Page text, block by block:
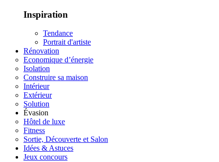
Inspiration
Tendance
Portrait d'artiste
Rénovation
Economique d’énergie
Isolation
Construire sa maison
Intérieur
Extérieur
Solution
Évasion
Hôtel de luxe
Fitness
Sortie, Découverte et Salon
Idées & Astuces
Jeux concours